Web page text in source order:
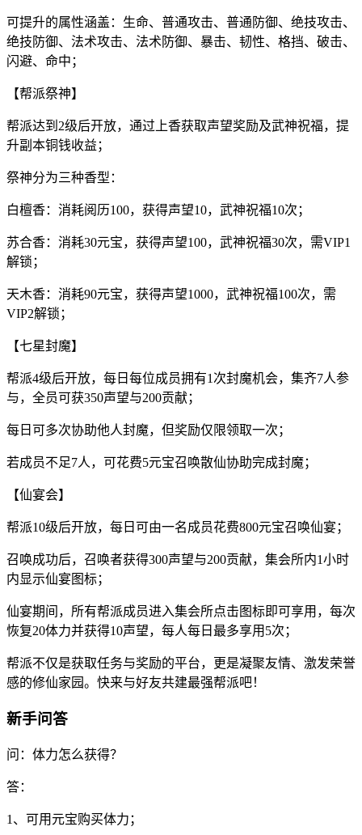
可提升的属性涵盖：生命、普通攻击、普通防御、绝技攻击、
绝技防御、法术攻击、法术防御、暴击、韧性、格挡、破击、
闪避、命中；
【帮派祭神】
帮派达到2级后开放，通过上香获取声望奖励及武神祝福，提
升副本铜钱收益；
祭神分为三种香型：
白檀香：消耗阅历100，获得声望10，武神祝福10次；
苏合香：消耗30元宝，获得声望100，武神祝福30次，需VIP1
解锁；
天木香：消耗90元宝，获得声望1000，武神祝福100次，需
VIP2解锁；
【七星封魔】
帮派4级后开放，每日每位成员拥有1次封魔机会，集齐7人参
与，全员可获350声望与200贡献；
每日可多次协助他人封魔，但奖励仅限领取一次；
若成员不足7人，可花费5元宝召唤散仙协助完成封魔；
【仙宴会】
帮派10级后开放，每日可由一名成员花费800元宝召唤仙宴；
召唤成功后，召唤者获得300声望与200贡献，集会所内1小时
内显示仙宴图标；
仙宴期间，所有帮派成员进入集会所点击图标即可享用，每次
恢复20体力并获得10声望，每人每日最多享用5次；
帮派不仅是获取任务与奖励的平台，更是凝聚友情、激发荣誉
感的修仙家园。快来与好友共建最强帮派吧！
新手问答
问：体力怎么获得？
答：
1、可用元宝购买体力；